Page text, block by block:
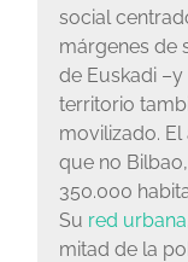
social
márgenes de
de Euskadi
territorio
movilizado.
que no
350.000
Su red urbana
mitad de la